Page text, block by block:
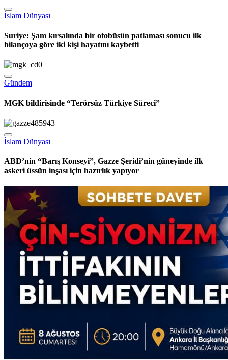
Suriye: Şam kırsalında bir otobüsün patlaması sonucu ilk
bilançoya göre iki kişi hayatını kaybetti
MGK bildirisinde “Terörsüz Türkiye Süreci”
İslam Dünyası
ABD’nin “Barış Konseyi”, Gazze Şeridi’nin güneyinde ilk
askeri üssün inşası için hazırlık yapıyor